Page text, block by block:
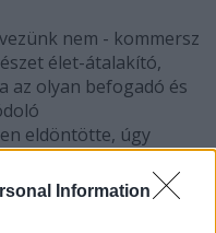
Information
nem - kommersz
élet-átalakító,
az olyan befogadó és
eldöntötte, úgy
személyes
is gazdagodjon,
kultúra irányított